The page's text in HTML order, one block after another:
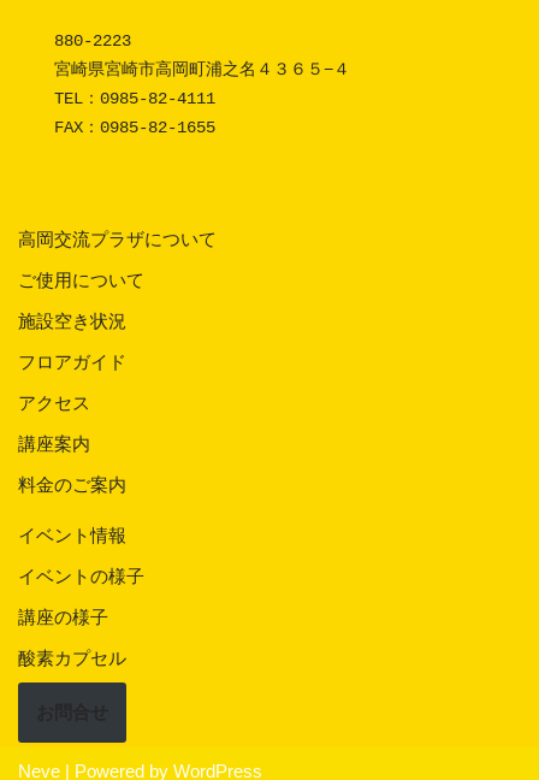
880-2223
宮崎県宮崎市高岡町浦之名４３６５−４
TEL： 0985-82-4111
FAX：0985-82-1655
高岡交流プラザについて
ご使用について
施設空き状況
フロアガイド
アクセス
講座案内
料金のご案内
イベント情報
イベントの様子
講座の様子
酸素カプセル
Neve | Powered by WordPress